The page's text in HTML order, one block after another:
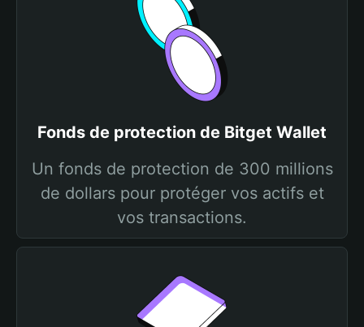
Fonds de protection de Bitget Wallet
Un fonds de protection de 300 millions
de dollars pour protéger vos actifs et
vos transactions.